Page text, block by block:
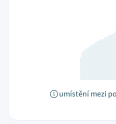
umístění mezi